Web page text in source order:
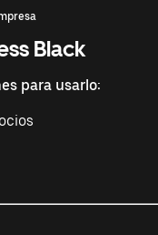
Black
para usarlo: